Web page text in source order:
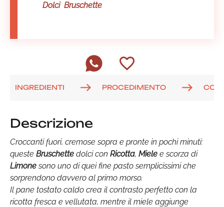
Dolci Bruschette
INGREDIENTI PROCEDIMENTO
Descrizione
Croccanti fuori, cremose sopra e pronte in pochi minuti:
queste Bruschette dolci con Ricotta, Miele e scorza di
Limonesono uno di quei fine pasto semplicissimi che
sorprendono davvero al primo morso.
Il pane tostato caldo crea il contrasto perfetto con la
ricotta fresca e vellutata, mentre il miele aggiunge